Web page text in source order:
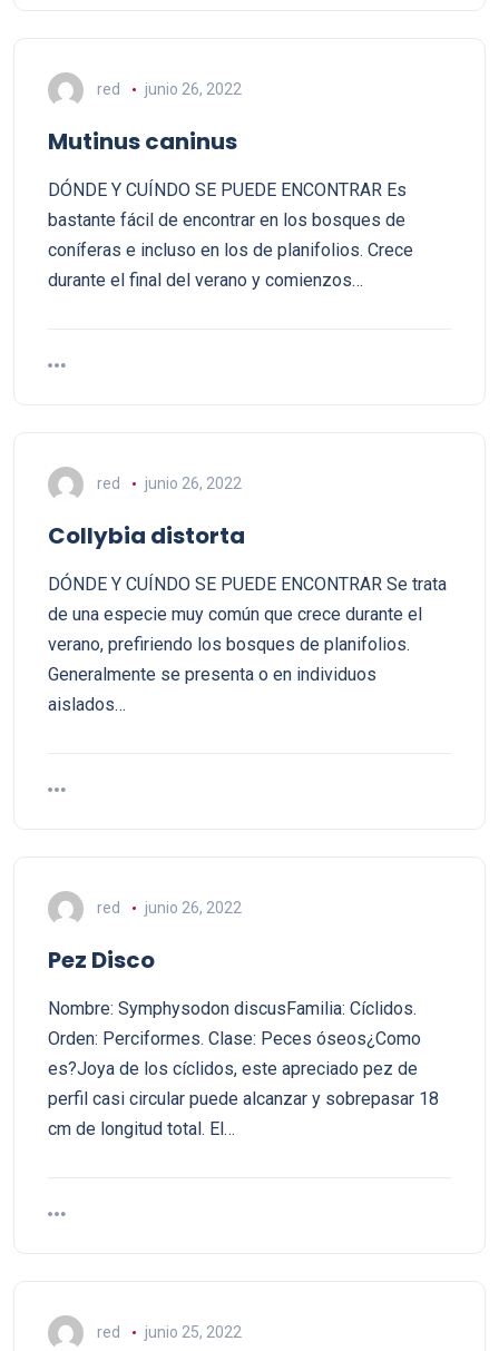
red junio 26, 2022
Mutinus caninus
DÓNDE Y CUÍNDO SE PUEDE ENCONTRAR Es
bastante fácil de encontrar en los bosques de
coníferas e incluso en los de planifolios. Crece
durante el final del verano y comienzos…
red junio 26, 2022
Collybia distorta
DÓNDE Y CUÍNDO SE PUEDE ENCONTRAR Se trata
de una especie muy común que crece durante el
verano, prefiriendo los bosques de planifolios.
Generalmente se presenta o en individuos
aislados…
red junio 26, 2022
Pez Disco
Nombre: Symphysodon discusFamilia: Cíclidos.
Orden: Perciformes. Clase: Peces óseos¿Como
es?Joya de los cíclidos, este apreciado pez de
perfil casi circular puede alcanzar y sobrepasar 18
cm de longitud total. El…
red junio 25, 2022